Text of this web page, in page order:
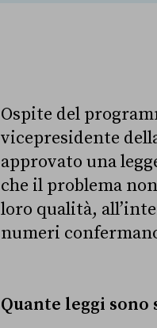
Ospite del
vicepresidente
approvato una
che il problema
loro qualità,
numeri
Quante leggi sono